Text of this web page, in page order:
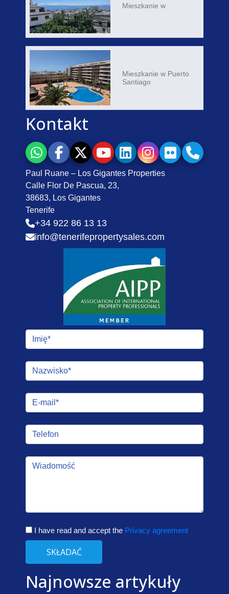
Mieszkanie w
Mieszkanie w Puerto
Santiago
Kontakt
Paul Ruane – Los Gigantes Properties
Calle Flor De Pascua, 23,
38683, Los Gigantes
Tenerife
+34 922 86 13 13
info@tenerifepropertysales.com
I have read and accept the Privacy agreement
SKŁADAĆ
Najnowsze artykuły